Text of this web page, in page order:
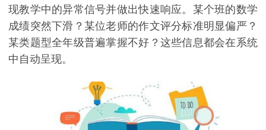
现教学中的异常信号并做出快速响应。某个班的数学
成绩突然下滑？某位老师的作文评分标准明显偏严？
某类题型全年级普遍掌握不好？这些信息都会在系统
中自动呈现。